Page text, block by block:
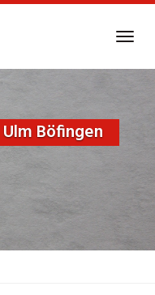
Ulm Böfingen